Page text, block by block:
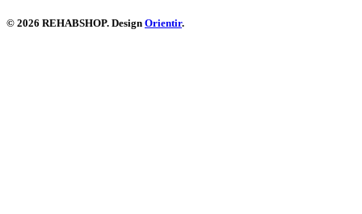
© 2026 REHABSHOP. Design Orientir.